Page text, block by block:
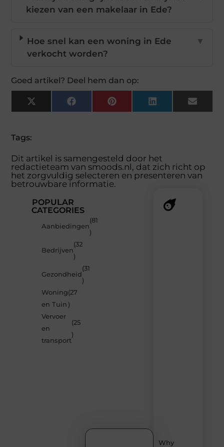
kiezen van een makelaar in Ede?
Hoe snel kan een woning in Ede
verkocht worden?
▼
Goed artikel? Deel hem dan op:
X
(Twitter)
FacebookPinterestLinkedInEmail
Tags:
Dit artikel is samengesteld door het
redactieteam van smoods.nl, dat zich richt op
het zorgvuldig selecteren en presenteren van
betrouwbare informatie.
POPULAR
CATEGORIES
Aanbiedingen
(81
)
Bedrijven
(32
)
Gezondheid
(31
)
Woning
en Tuin
(27
)
Vervoer
en
transport
(25
)
Why